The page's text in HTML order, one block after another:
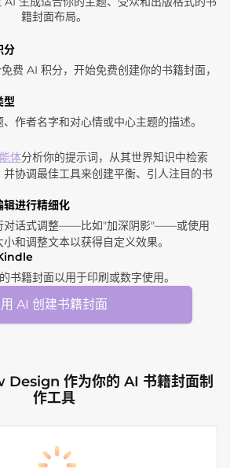
籍封面布局。
分
费 AI 积分，开始免费创建你的书籍封面，
型
作者名字和对心情或中心主题的描述。
体分析你的提示词，从其世界知识中检索
协调最佳工具来创建平衡、引人注目的书
辑进行精细化
对话式调整——比如"加深阴影"——或使用
和调整文本以获得自定义效果。
书籍封面以用于印刷或数字使用。
AI 创建书籍封面
Design 作为你的 AI 书籍封面制
作工具